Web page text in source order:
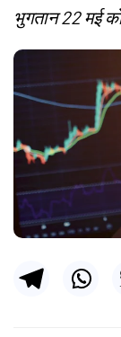
भुगतान 22 मई